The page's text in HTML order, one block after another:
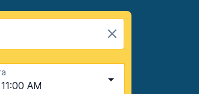
11:00 AM